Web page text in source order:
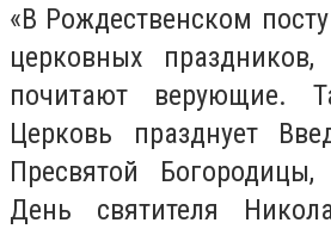
«В Рождественском
церковных
почитают верующие.
Церковь празднует
Пресвятой
День святителя